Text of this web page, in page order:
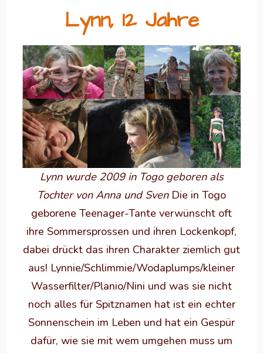
Lynn, 12 Jahre
Lynn wurde 2009 in Togo geboren als
Tochter von Anna und SvenDie in Togo
geborene Teenager-Tante verwünscht oft
ihre Sommersprossen und ihren Lockenkopf,
dabei drückt das ihren Charakter ziemlich gut
aus! Lynnie/Schlimmie/Wodaplumps/kleiner
Wasserfilter/Planio/Nini und was sie nicht
noch alles für Spitznamen hat ist ein echter
Sonnenschein im Leben und hat ein Gespür
dafür, wie sie mit wem umgehen muss um